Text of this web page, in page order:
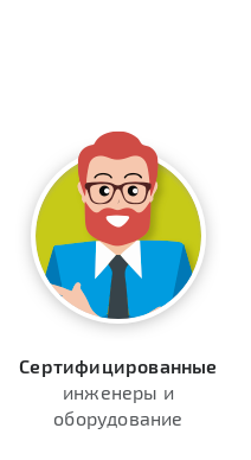
Сертифицированные
инженеры и
оборудование